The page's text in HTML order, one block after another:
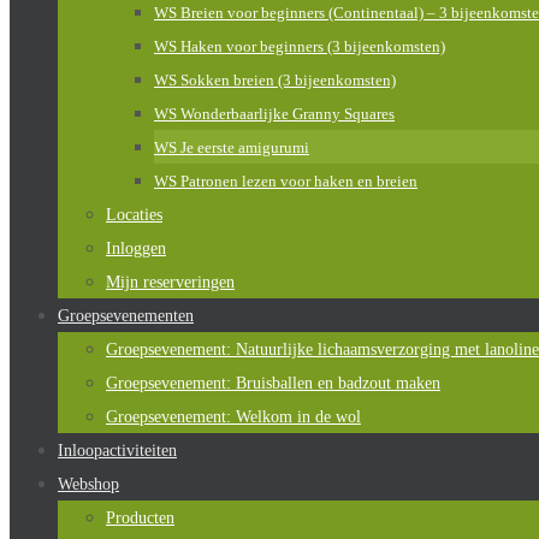
WS Breien voor beginners (Continentaal) – 3
WS Haken voor beginners (3 bijeenkomsten)
WS Sokken breien (3 bijeenkomsten)
WS Wonderbaarlijke Granny Squares
WS Je eerste amigurumi
WS Patronen lezen voor haken en breien
Locaties
Inloggen
Mijn reserveringen
Groepsevenementen
Groepsevenement: Natuurlijke lichaamsverzorging met lanoline
Groepsevenement: Bruisballen en badzout maken
Groepsevenement: Welkom in de wol
Inloopactiviteiten
Webshop
Producten